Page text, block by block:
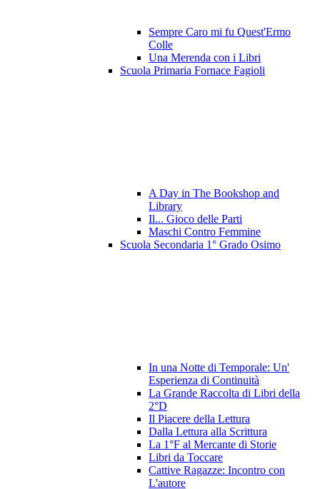
Sempre Caro mi fu Quest'Ermo
Colle
Una Merenda con i Libri
Scuola Primaria Fornace Fagioli
A Day in The Bookshop and
Library
Il... Gioco delle Parti
Maschi Contro Femmine
Scuola Secondaria 1° Grado Osimo
In una Notte di Temporale: Un'
Esperienza di Continuità
La Grande Raccolta di Libri della
2°D
Il Piacere della Lettura
Dalla Lettura alla Scrittura
La 1°F al Mercante di Storie
Libri da Toccare
Cattive Ragazze: Incontro con
L'autore